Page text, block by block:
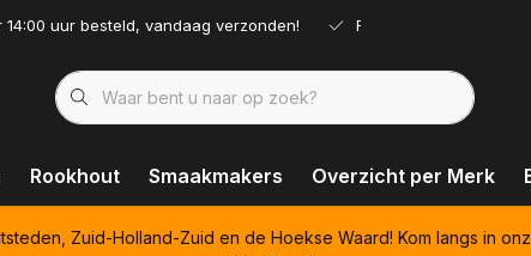
14:00 uur besteld, vandaag verzonden! Ruim assortiment!
Rookhout Smaakmakers Overzicht per Merk
Zuid-Holland-Zuid en de Hoekse Waard! Kom langs in